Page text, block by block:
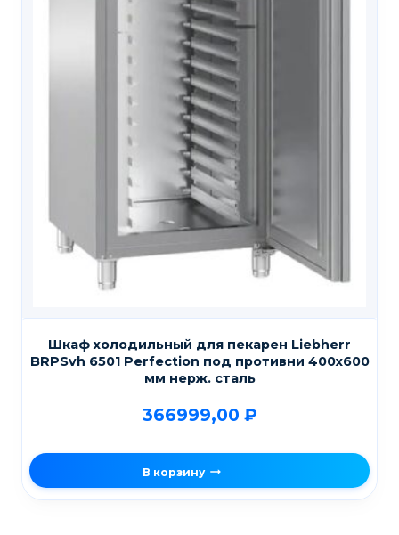
Шкаф холодильный для пекарен Liebherr
BRPSvh 6501 Perfection под противни 400х600
мм нерж. сталь
366999,00 ₽
В корзину